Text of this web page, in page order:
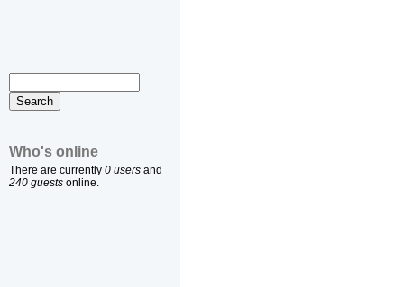
Who's online
There are currently 0 users and
240 guests online.